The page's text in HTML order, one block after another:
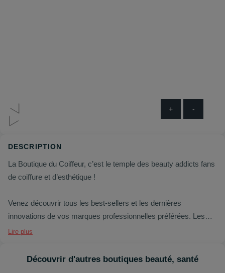
+ -
DESCRIPTION
La Boutique du Coiffeur, c’est le temple des beauty addicts fans
de coiffure et d’esthétique !
Venez découvrir tous les best-sellers et les dernières
innovations de vos marques professionnelles préférées. Les
plus belles marques en matériel électrique comme Dyson, ghd
les plus prisées : Olaplex, Myriam K, L’Oréal Professionnel,
Lire plus
Découvrir d'autres boutiques beauté, santé